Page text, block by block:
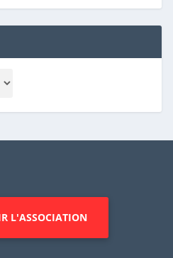
L'ASSOCIATION